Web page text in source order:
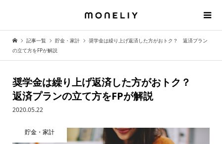
記事一覧 貯金・家計
奨学金は繰り上げ返済した方がおトク？ 返済プラン
の立て方をFPが解説
奨学金は繰り上げ返済した方がおトク？
返済プランの立て方をFPが解説
2020.05.22
貯金・家計